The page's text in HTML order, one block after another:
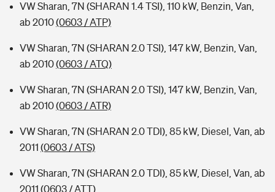
VW Sharan, 7N (SHARAN 1.4 TSI), 110 kW, Benzin, Van,
ab 2010(0603 / ATP)
VW Sharan, 7N (SHARAN 2.0 TSI), 147 kW, Benzin, Van,
ab 2010(0603 / ATQ)
VW Sharan, 7N (SHARAN 2.0 TSI), 147 kW, Benzin, Van,
ab 2010(0603 / ATR)
VW Sharan, 7N (SHARAN 2.0 TDI), 85 kW, Diesel, Van, ab
2011 (0603 / ATS)
VW Sharan, 7N (SHARAN 2.0 TDI), 85 kW, Diesel, Van, ab
2011 (0603 / ATT)